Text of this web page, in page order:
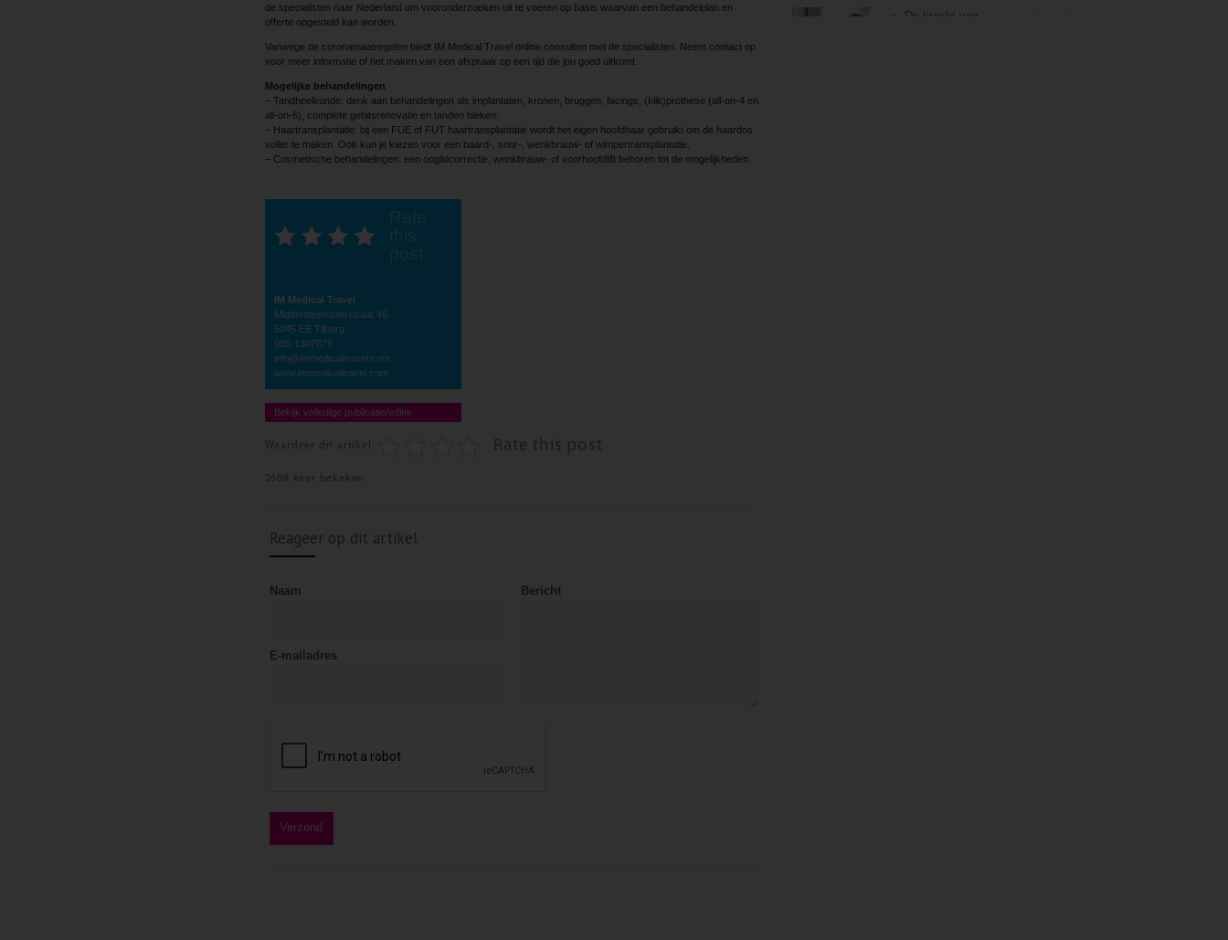
de specialisten naar Nederland om vooronderzoeken uit te voeren op basis waarvan een behandelplan en
offerte opgesteld kan worden.
Vanwege de coronamaatregelen biedt IM Medical Travel online consulten met de specialisten. Neem contact op
voor meer informatie of het maken van een afspraak op een tijd die jou goed uitkomt.
Mogelijke behandelingen
– Tandheelkunde: denk aan behandelingen als implantaten, kronen, bruggen, facings, (klik)prothese (all-on-4 en
all-on-6), complete gebitsrenovatie en tanden bleken.
– Haartransplantatie: bij een FUE of FUT haartransplantatie wordt het eigen hoofdhaar gebruikt om de haardos
voller te maken. Ook kun je kiezen voor een baard-, snor-, wenkbrauw- of wimpertransplantatie.
– Cosmetische behandelingen: een ooglidcorrectie, wenkbrauw- of voorhoofdlift behoren tot de mogelijkheden.
Rate
this
post
IM Medical Travel
Middenbeemsterstraat 46
5045 EE Tilburg
085-1307679
info@immedicaltravel.com
www.immedicaltravel.com
Bekijk volledige publicatie/editie
Waardeer dit artikel: Rate this post
2608 keer bekeken
Reageer op dit artikel
Naam
E-mailadres
Bericht
De kracht van